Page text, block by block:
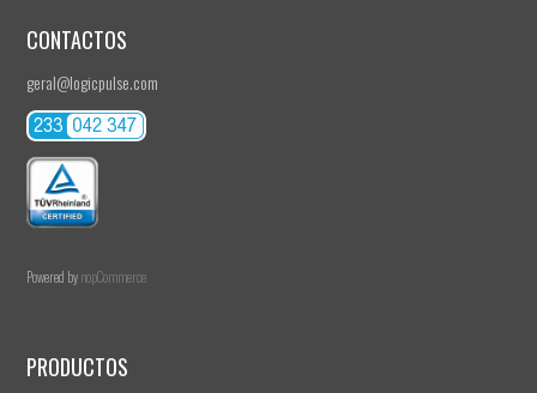
CONTACTOS
geral@logicpulse.com
Powered bynopCommerce
PRODUCTOS